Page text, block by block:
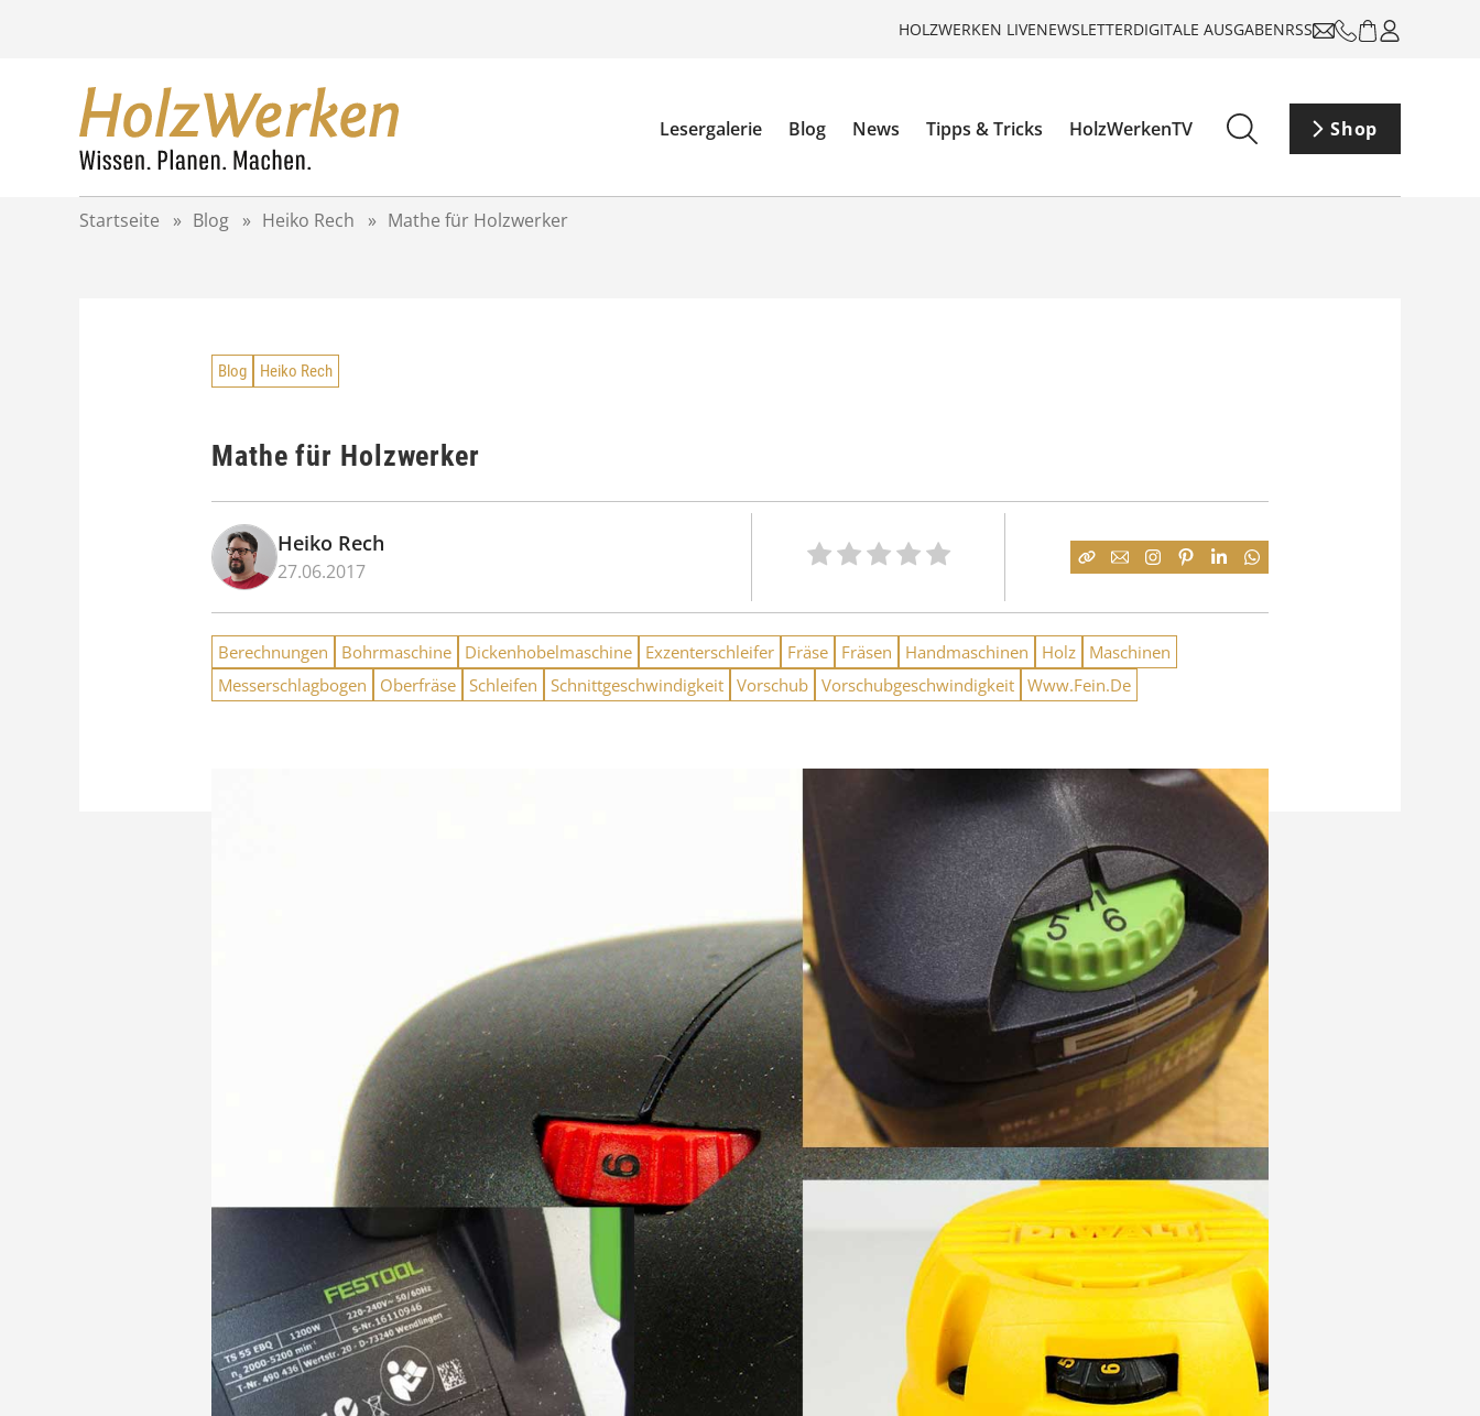
HOLZWERKEN LIVENEWSLETTERDIGITALE AUSGABENRSS
Lesergalerie Blog News Tipps & Tricks HolzWerkenTV Shop
Startseite » Blog » Heiko Rech » Mathe für Holzwerker
Blog Heiko Rech
Mathe für Holzwerker
Heiko Rech
27.06.2017
Berechnungen Bohrmaschine Dickenhobelmaschine Exzenterschleifer Fräse Fräsen Handmaschinen Holz
Maschinen
Messerschlagbogen
Oberfräse Schleifen Schnittgeschwindigkeit Vorschub Vorschubgeschwindigkeit Www.Fein.De